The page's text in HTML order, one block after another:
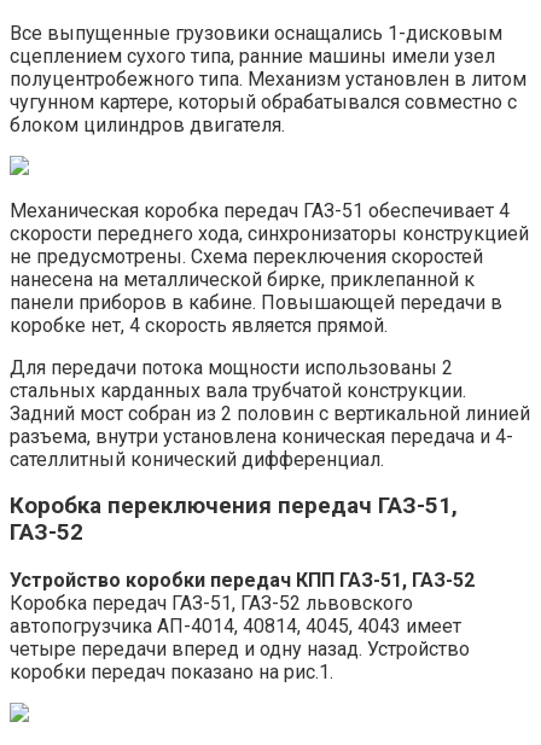
Все выпущенные грузовики оснащались 1-дисковым
сцеплением сухого типа, ранние машины имели узел
полуцентробежного типа. Механизм установлен в литом
чугунном картере, который обрабатывался совместно с
блоком цилиндров двигателя.
Механическая коробка передач ГАЗ-51 обеспечивает 4
скорости переднего хода, синхронизаторы конструкцией
не предусмотрены. Схема переключения скоростей
нанесена на металлической бирке, приклепанной к
панели приборов в кабине. Повышающей передачи в
коробке нет, 4 скорость является прямой.
Для передачи потока мощности использованы 2
стальных карданных вала трубчатой конструкции.
Задний мост собран из 2 половин с вертикальной линией
разъема, внутри установлена коническая передача и 4-
сателлитный конический дифференциал.
Коробка переключения передач ГАЗ-51,
ГАЗ-52
Устройство коробки передач КПП ГАЗ-51, ГАЗ-52
Коробка передач ГАЗ-51, ГАЗ-52 львовского
автопогрузчика АП-4014, 40814, 4045, 4043 имеет
четыре передачи вперед и одну назад. Устройство
коробки передач показано на рис.1.